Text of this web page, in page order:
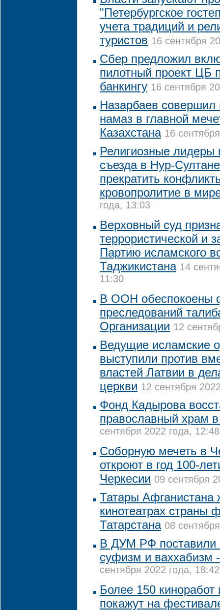
"Петербургское
учета традиций и
туристов 16 сентября
Сбер предложил
пилотный проект ЦБ
банкингу 16 сентября
Назарбаев совершил
намаз в главной
Казахстана 16
Религиозные лидеры
съезда в Нур-
прекратить
кровопролитие в
года, 13:03
Верховный суд
террористической и
Партию исламского
Таджикистана 14
11:30
В ООН обеспокоены
преследований
Организации 12
Ведущие исламские
выступили против
властей Латвии в
церкви 12 сентября
Фонд Кадырова
православный храм
сентября 2022 года, 12:48
Соборную мечеть в
откроют в год 100-
Черкесии 09 сентября
Татары Афганистана
кинотеатрах страны
Татарстана 08
В ДУМ РФ поставили
суфизм и ваххабизм -
сентября 2022 года, 18:42
Более 150 киноработ
покажут на